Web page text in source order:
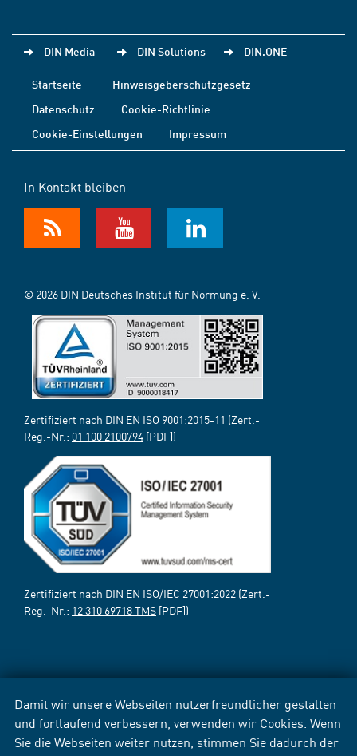
Damit wir unsere Webseiten nutzerfreundlicher gestalten
und fortlaufend verbessern, verwenden wir Cookies. Wenn
Sie die Webseiten weiter nutzen, stimmen Sie dadurch der
DIN Media DIN Solutions DIN.ONE
Startseite
Hinweisgeberschutzgesetz
Datenschutz
Cookie-Richtlinie
Cookie-Einstellungen
Impressum
In Kontakt bleiben
© 2026 DIN Deutsches Institut für Normung e. V.
Zertifiziert nach DIN EN ISO 9001:2015-11 (Zert.-
Reg.-Nr.: 01 100 2100794 [PDF])
Zertifiziert nach DIN EN ISO/IEC 27001:2022 (Zert.-
Reg.-Nr.: 12 310 69718 TMS [PDF])